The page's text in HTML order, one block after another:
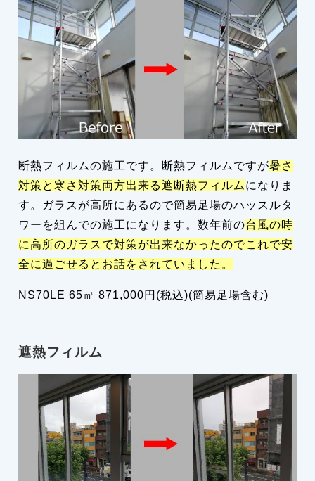
断熱フィルムの施工です。断熱フィルムですが暑さ
対策と寒さ対策両方出来る遮断熱フィルムになりま
す。ガラスが高所にあるので簡易足場のハッスルタ
ワーを組んでの施工になります。数年前の台風の時
に高所のガラスで対策が出来なかったのでこれで安
全に過ごせるとお話をされていました。
NS70LE 65㎡ 871,000円(税込)(簡易足場含む)
遮熱フィルム